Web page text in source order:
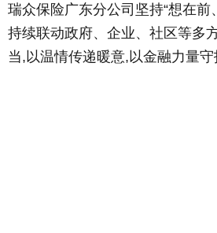
瑞众保险广东分公司坚持“想在前
持续联动政府、企业、社区等多
当,以温情传递暖意,以金融力量守